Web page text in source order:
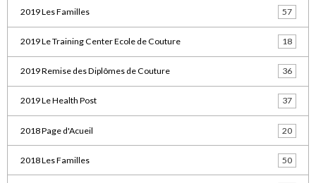
2019 Les Familles 57
2019 Le Training Center Ecole de Couture 18
2019 Remise des Diplômes de Couture 36
2019 Le Health Post 37
2018 Page d'Acueil 20
2018 Les Familles 50